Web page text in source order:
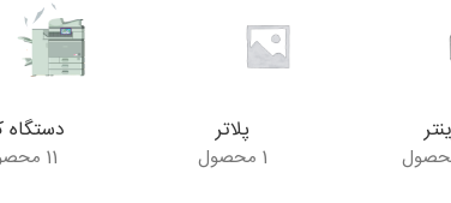
پلاتر
1 محصول
دستگاه
11 محصول